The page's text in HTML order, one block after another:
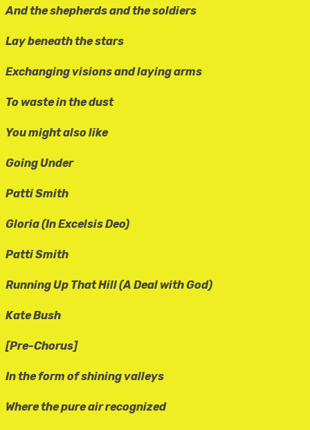
And the shepherds and the soldiers
Lay beneath the stars
Exchanging visions and laying arms
To waste in the dust
You might also like
Going Under
Patti Smith
Gloria (In Excelsis Deo)
Patti Smith
Running Up That Hill (A Deal with God)
Kate Bush
[Pre-Chorus]
In the form of shining valleys
Where the pure air recognized